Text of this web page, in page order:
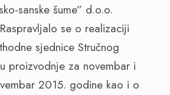
sanske šume” d.o.o.
se o realizaciji
sjednice Stručnog
proizvodnje za novembar i
2015. godine kao i o